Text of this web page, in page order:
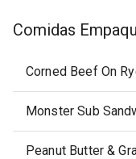
Comidas
Corned Beef On
Monster Sub
Peanut Butter &